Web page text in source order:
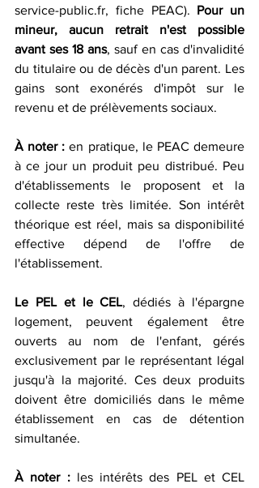
service-public.fr, fiche PEAC). Pour un
mineur, aucun retrait n'est possible
avant ses 18 ans, sauf en cas d'invalidité
du titulaire ou de décès d'un parent. Les
gains sont exonérés d'impôt sur le
revenu et de prélèvements sociaux.
À noter : en pratique, le PEAC demeure
à ce jour un produit peu distribué. Peu
d'établissements le proposent et la
collecte reste très limitée. Son intérêt
théorique est réel, mais sa disponibilité
effective dépend de l'offre de
l'établissement.
Le PEL et le CEL, dédiés à l'épargne
logement, peuvent également être
ouverts au nom de l'enfant, gérés
exclusivement par le représentant légal
jusqu'à la majorité. Ces deux produits
doivent être domiciliés dans le même
établissement en cas de détention
simultanée.
À noter : les intérêts des PEL et CEL